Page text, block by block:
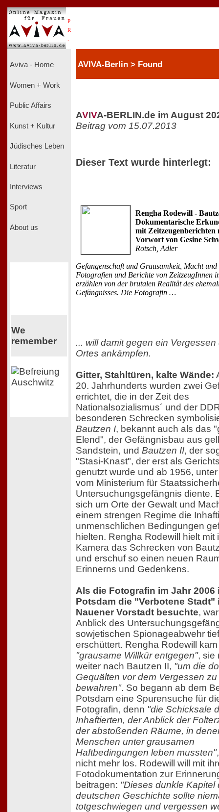
P
R
Aviva - Home
Women + Work
Public Affairs
Kunst + Kultur
Jüdisches Leben
Literatur
Interviews
Sport
About us
We
remember
AVIVA-Berlin > Found
AVIVA-BERLIN.de im August
Beitrag vom 15.07.2013
Dieser Text wurde hinterlegt:
Rengha Rodewill -
Dokumentarische
mit Zeitzeugenberichten
Vorwort von Gesine
Rotsch, Adler
Gefangenschaft und Grausamkeit, Macht
Fotografien und Berichte von ZeitzeugInnen
erzählen von der brutalen Realität des
Gefängnisses. Die Fotografin …
... will damit gegen ein Vergessen
Ortes ankämpfen.
Gitter, Stahltüren, kalte Wände:
20. Jahrhunderts wurden zwei
errichtet, die in der Zeit des
Nationalsozialismus´ und der
besonderen Schrecken
Bautzen I, bekannt auch als das
Elend", der Gefängnisbau aus
Sandstein, und Bautzen II, der
"Stasi-Knast", der erst als
genutzt wurde und ab 1956,
vom Ministerium für
Untersuchungsgefängnis diente.
sich um Orte der Gewalt und
einem strengen Regime die
unmenschlichen Bedingungen
hielten. Rengha Rodewill hielt mit
Kamera das Schrecken von
und erschuf so einen neuen
Erinnerns und Gedenkens.
Als die Fotografin im Jahr 2006
Potsdam die "Verbotene Stadt"
Nauener Vorstadt besuchte,
Anblick des
sowjetischen Spionageabwehr tief
erschüttert. Rengha Rodewill
"grausame Willkür entgegen", sie
weiter nach Bautzen II, "um die
Gequälten vor dem Vergessen zu
bewahren". So begann ab dem
Potsdam eine Spurensuche für
Fotografin, denn "die Schicksale
Inhaftierten, der Anblick der
der abstoßenden Räume, in
Menschen unter grausamen
Haftbedingungen leben mussten"
nicht mehr los. Rodewill will mit
Fotodokumentation zur
beitragen: "Dieses dunkle Kapitel
deutschen Geschichte sollte
totgeschwiegen und vergessen